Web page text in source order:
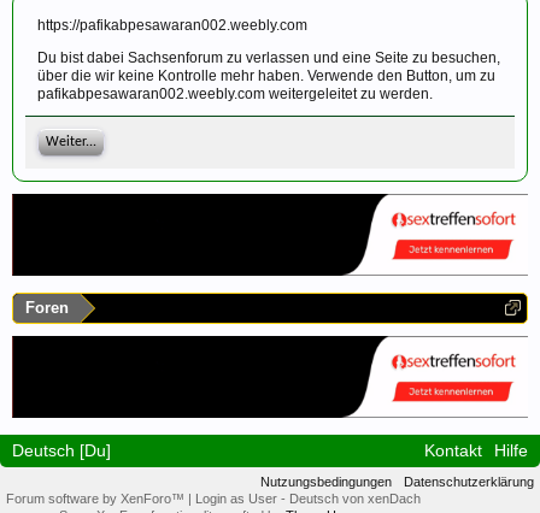
https://pafikabpesawaran002.weebly.com
Du bist dabei Sachsenforum zu verlassen und eine Seite zu besuchen,
über die wir keine Kontrolle mehr haben. Verwende den Button, um zu
pafikabpesawaran002.weebly.com weitergeleitet zu werden.
Weiter...
Foren
Deutsch [Du] Kontakt Hilfe
Nutzungsbedingungen
Datenschutzerklärung
Forum software by XenForo™ | Login as User - Deutsch von xenDach